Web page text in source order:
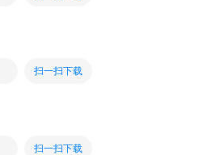
扫一扫下载
扫一扫下载